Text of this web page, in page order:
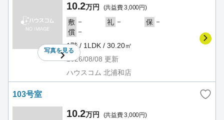
写真を見る
10.2万円 (共益費 3,000円)
敷 － 礼 － 保 －
償 －
1階 / 1LDK / 30.20㎡
2026/08/08 更新
ハウスコム 北浦和店
103号室
10.2万円 (共益費 3,000円)